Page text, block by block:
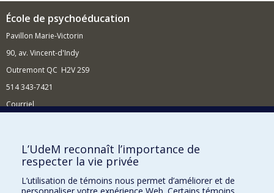
École de psychoéducation
Pavillon Marie-Victorin
90, av. Vincent-d'Indy
Outremont QC H2V 2S9
514 343-7421
Courriel
Comment soutenir l'École?
BESOIN D'AIDE?
Plan du site
L’UdeM reconnaît l’importance de
respecter la vie privée
L’utilisation de témoins nous permet d’améliorer et de
personnaliser votre expérience Web. Certains témoins